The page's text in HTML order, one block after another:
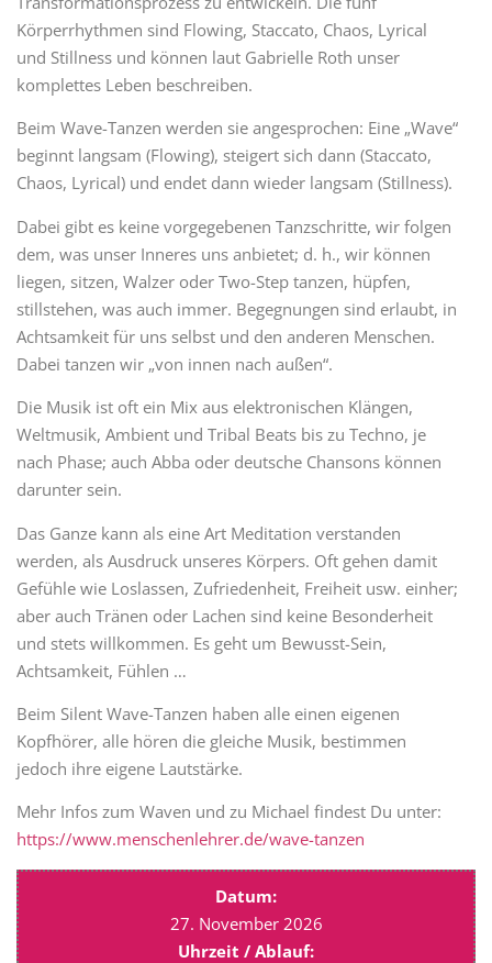
Körperrhythmen sind Flowing, Staccato, Chaos, Lyrical
und Stillness und können laut Gabrielle Roth unser
komplettes Leben beschreiben.
Beim Wave-Tanzen werden sie angesprochen: Eine „Wave“
beginnt langsam (Flowing), steigert sich dann (Staccato,
Chaos, Lyrical) und endet dann wieder langsam (Stillness).
Dabei gibt es keine vorgegebenen Tanzschritte, wir folgen
dem, was unser Inneres uns anbietet; d. h., wir können
liegen, sitzen, Walzer oder Two-Step tanzen, hüpfen,
stillstehen, was auch immer. Begegnungen sind erlaubt, in
Achtsamkeit für uns selbst und den anderen Menschen.
Dabei tanzen wir „von innen nach außen“.
Die Musik ist oft ein Mix aus elektronischen Klängen,
Weltmusik, Ambient und Tribal Beats bis zu Techno, je
nach Phase; auch Abba oder deutsche Chansons können
darunter sein.
Das Ganze kann als eine Art Meditation verstanden
werden, als Ausdruck unseres Körpers. Oft gehen damit
Gefühle wie Loslassen, Zufriedenheit, Freiheit usw. einher;
aber auch Tränen oder Lachen sind keine Besonderheit
und stets willkommen. Es geht um Bewusst-Sein,
Achtsamkeit, Fühlen …
Beim Silent Wave-Tanzen haben alle einen eigenen
Kopfhörer, alle hören die gleiche Musik, bestimmen
jedoch ihre eigene Lautstärke.
Mehr Infos zum Waven und zu Michael findest Du unter:
https://www.menschenlehrer.de/wave-tanzen
Datum:
27. November 2026
Uhrzeit / Ablauf: